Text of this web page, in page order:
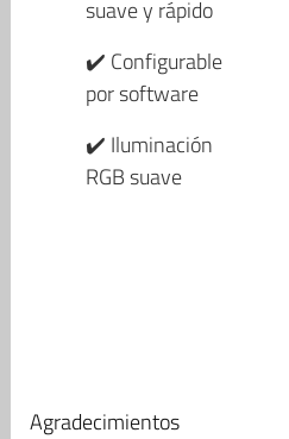
suave y rápido
✔️ Configurable
por software
✔️ Iluminación
RGB suave
Agradecimientos